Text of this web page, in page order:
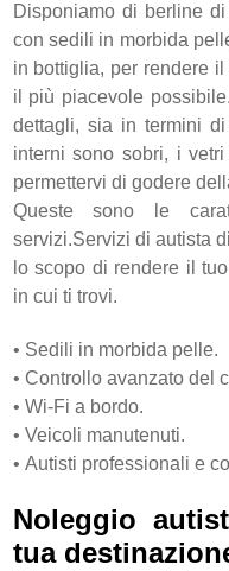
Disponiamo di berline
con sedili in morbida
in bottiglia, per rendere
il più piacevole
dettagli, sia in termini
interni sono sobri, i
permettervi di godere
Queste sono le
servizi.Servizi di autista
lo scopo di rendere il
in cui ti trovi.
• Sedili in morbida pelle.
• Controllo avanzato del
• Wi-Fi a bordo.
• Veicoli manutenuti.
• Autisti professionali e
Noleggio
tua